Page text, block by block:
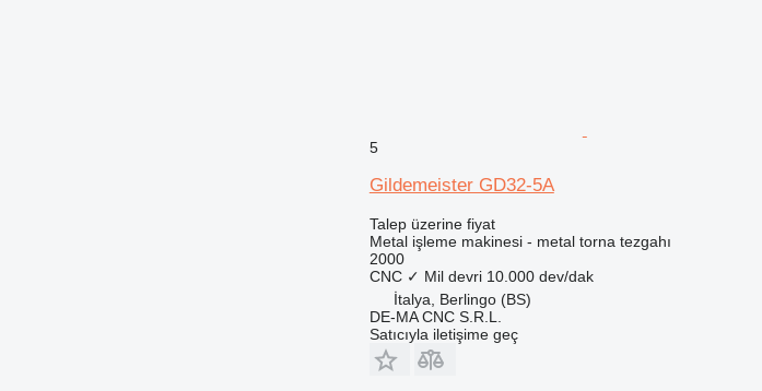
5
Gildemeister GD32-5A
Talep üzerine fiyat
Metal işleme makinesi - metal torna tezgahı
2000
CNC ✓ Mil devri 10.000 dev/dak
İtalya, Berlingo (BS)
DE-MA CNC S.R.L.
Satıcıyla iletişime geç